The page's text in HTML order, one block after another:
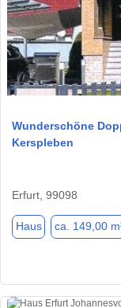
Wunderschöne
Kerspleben
Erfurt, 99098
Haus ca. 149,00